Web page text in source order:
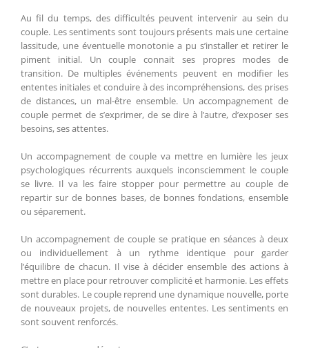
Au fil du temps, des difficultés peuvent intervenir au sein du
couple. Les sentiments sont toujours présents mais une certaine
lassitude, une éventuelle monotonie a pu s’installer et retirer le
piment initial. Un couple connait ses propres modes de
transition. De multiples événements peuvent en modifier les
ententes initiales et conduire à des incompréhensions, des prises
de distances, un mal-être ensemble. Un accompagnement de
couple permet de s’exprimer, de se dire à l’autre, d’exposer ses
besoins, ses attentes.
Un accompagnement de couple va mettre en lumière les jeux
psychologiques récurrents auxquels inconsciemment le couple
se livre. Il va les faire stopper pour permettre au couple de
repartir sur de bonnes bases, de bonnes fondations, ensemble
ou séparement.
Un accompagnement de couple se pratique en séances à deux
ou individuellement à un rythme identique pour garder
l’équilibre de chacun. Il vise à décider ensemble des actions à
mettre en place pour retrouver complicité et harmonie. Les effets
sont durables. Le couple reprend une dynamique nouvelle, porte
de nouveaux projets, de nouvelles ententes. Les sentiments en
sont souvent renforcés.